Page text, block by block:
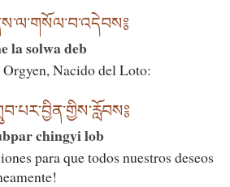
la solwa deb
Orgyen, Nacido del Loto:
chingyi lob
para que todos nuestros deseos